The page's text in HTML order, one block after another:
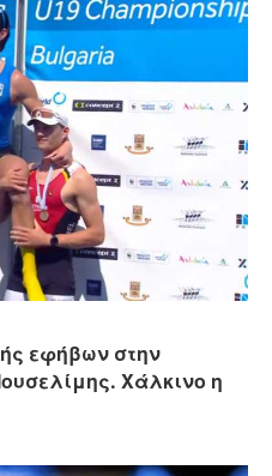
εφήβων στην
Χάλκινο η